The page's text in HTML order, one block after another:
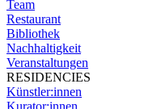
Team
Restaurant
Bibliothek
Nachhaltigkeit
Veranstaltungen
RESIDENCIES
Künstler:innen
Kurator:innen